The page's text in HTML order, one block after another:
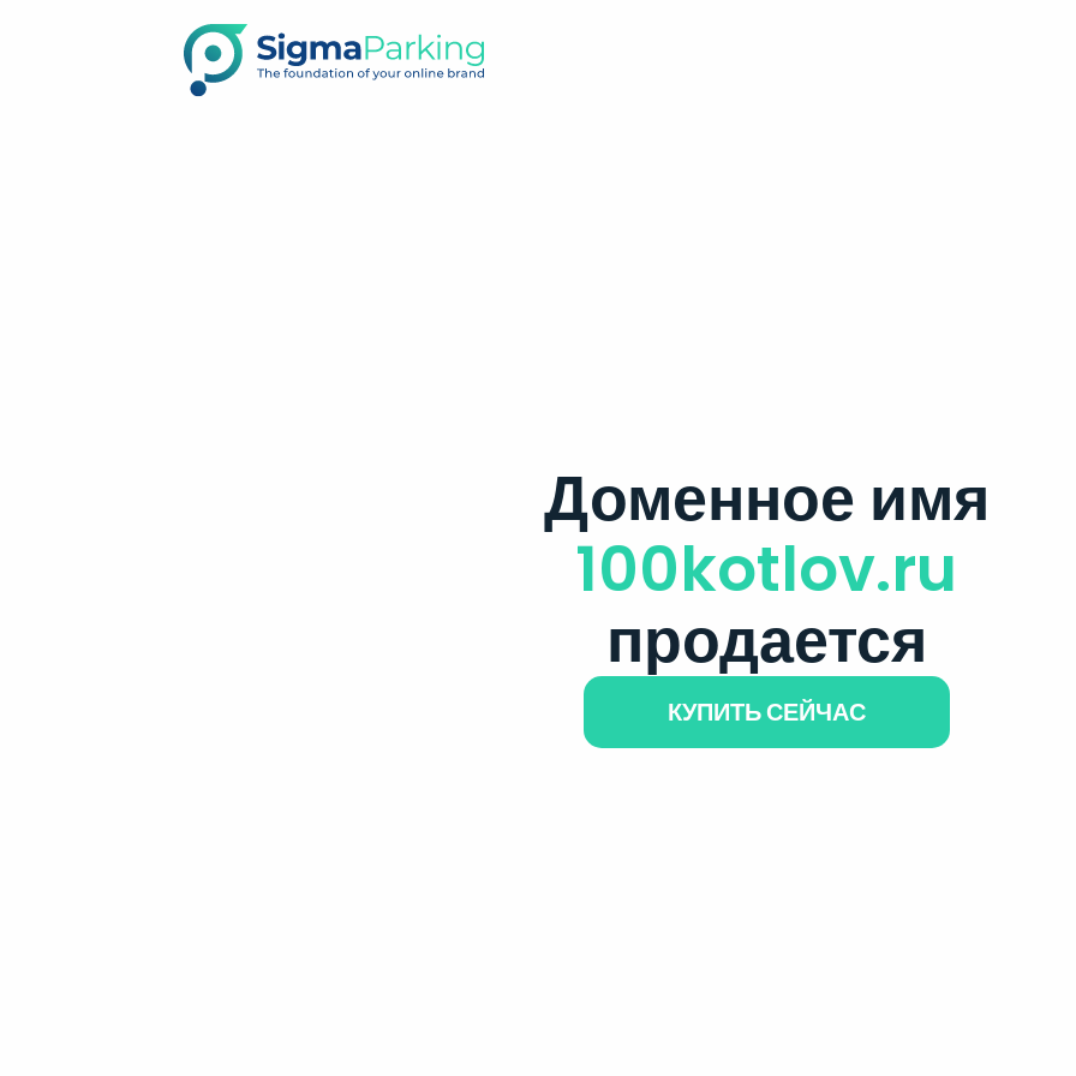
Доменное имя
100kotlov.ru
продается
КУПИТЬ СЕЙЧАС